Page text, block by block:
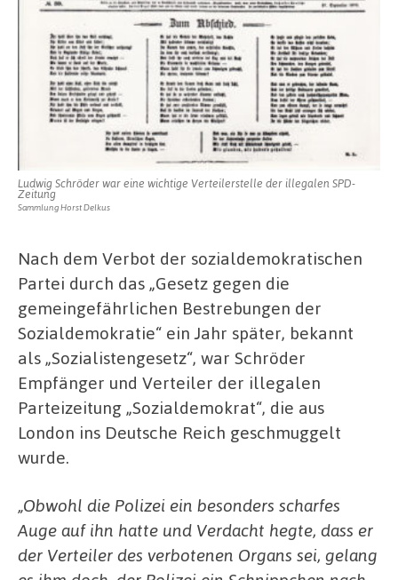
Ludwig Schröder war eine wichtige Verteilerstelle der illegalen SPD-
Zeitung
Sammlung Horst Delkus
Nach dem Verbot der sozialdemokratischen
Partei durch das „Gesetz gegen die
gemeingefährlichen Bestrebungen der
Sozialdemokratie“ ein Jahr später, bekannt
als „Sozialistengesetz“, war Schröder
Empfänger und Verteiler der illegalen
Parteizeitung „Sozialdemokrat“, die aus
London ins Deutsche Reich geschmuggelt
wurde.
„Obwohl die Polizei ein besonders scharfes
Auge auf ihn hatte und Verdacht hegte, dass er
der Verteiler des verbotenen Organs sei, gelang